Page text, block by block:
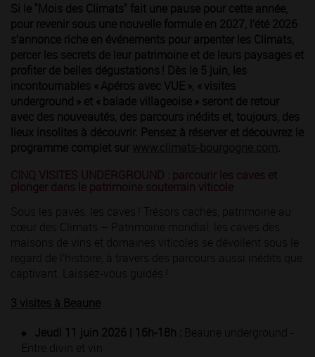
Si le "Mois des Climats" fait une pause pour cette année,
pour revenir sous une nouvelle formule en 2027, l’été 2026
s’annonce riche en événements pour arpenter les Climats,
percer les secrets de leur patrimoine et de leurs paysages et
profiter de belles dégustations ! Dès le 5 juin, les
incontournables « Apéros avec VUE », « visites
underground » et « balade villageoise » seront de retour
avec des nouveautés, des parcours inédits et, toujours, des
lieux insolites à découvrir. Pensez à réserver et découvrez le
programme complet sur
.
CINQ VISITES UNDERGROUND : parcourir les caves et
plonger dans le patrimoine souterrain viticole
Sous les pavés, les caves ! Trésors cachés, patrimoine au
cœur des Climats – Patrimoine mondial, les caves des
maisons de vins et domaines viticoles se dévoilent sous le
regard de l’histoire, à travers des parcours aussi inédits que
captivant. Laissez-vous guidés !
3 visites à Beaune
Jeudi 11 juin 2026 | 16h-18h : Beaune underground -
Entre divin et vin